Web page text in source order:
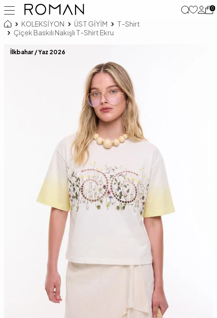
0
KOLEKSİYON ÜST GİYİM
T-Shirt
Çiçek Baskılı Nakışlı T-Shirt Ekru
İlkbahar / Yaz 2026